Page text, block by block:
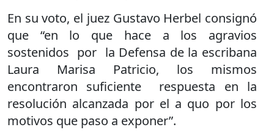
En su voto, el juez Gustavo Herbel consignó
que “en lo que hace a los agravios
sostenidos por la Defensa de la escribana
Laura Marisa Patricio, los mismos
encontraron suficiente respuesta en la
resolución alcanzada por el a quo por los
motivos que paso a exponer”.